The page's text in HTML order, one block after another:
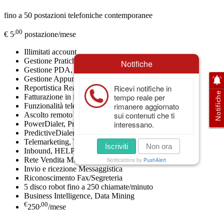
fino a 50 postazioni telefoniche contemporanee
€ 5,00 postazione/mese
Illimitati account
Gestione Pratiche/Contratti
Gestione PDA, Firma Elettronica
Gestione Appuntamenti
Reportistica Real-time
Fatturazione in ingresso e in uscita
Funzionalità telefoniche avanzate
Ascolto remoto
PowerDialer, ProgressiveDialer
PredictiveDialer, AutoDialer
Telemarketing, Teleselling
Inbound, HELP DESK
Rete Vendita Multi-Livello
Invio e ricezione Messaggistica
Riconoscimento Fax/Segreteria
5 disco robot fino a 250 chiamate/minuto
Business Intelligence, Data Mining
€250 ,00/mese
Notifiche
Notifiche
Ricevi notifiche in
tempo reale per
rimanere aggiornato
sui contenuti che ti
interessano.
Iscriviti Non ora
Notifications by PushAlert